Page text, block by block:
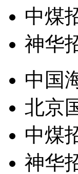
中煤
神华
中国
北京
中煤
神华